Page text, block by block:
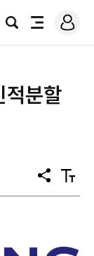
검
전
로
그
적분할
공
유
텍
스